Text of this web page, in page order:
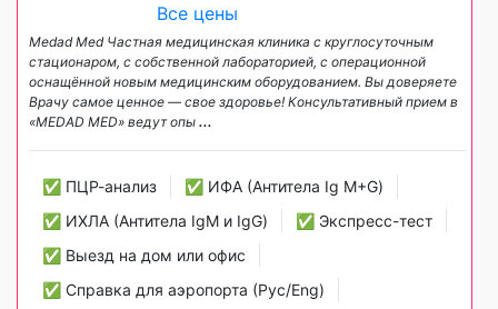
Все цены
Medad Med Частная медицинская клиника с круглосуточным
стационаром, с собственной лабораторией, с операционной
оснащённой новым медицинским оборудованием. Вы доверяете
Врачу самое ценное — свое здоровье! Консультативный прием в
«MEDAD MED» ведут опы ...
✅ ПЦР-анализ
✅ ИФА (Антитела Ig М+G)
✅ ИХЛА (Антитела IgM и IgG)
✅ Экспресс-тест
✅ Выезд на дом или офис
✅ Справка для аэропорта (Рус/Eng)